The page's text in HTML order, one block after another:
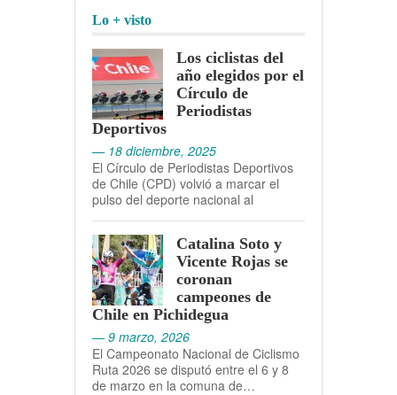
Lo + visto
Los ciclistas del
año elegidos por el
Círculo de
Periodistas
Deportivos
— 18 diciembre, 2025
El Círculo de Periodistas Deportivos
de Chile (CPD) volvió a marcar el
pulso del deporte nacional al
Catalina Soto y
Vicente Rojas se
coronan
campeones de
Chile en Pichidegua
— 9 marzo, 2026
El Campeonato Nacional de Ciclismo
Ruta 2026 se disputó entre el 6 y 8
de marzo en la comuna de…